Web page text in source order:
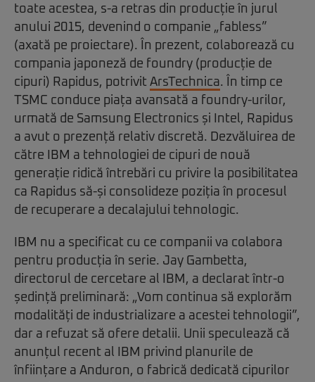
toate acestea, s-a retras din producție în jurul
anului 2015, devenind o companie „fabless”
(axată pe proiectare). În prezent, colaborează cu
compania japoneză de foundry (producție de
cipuri) Rapidus, potrivit ArsTechnica. În timp ce
TSMC conduce piața avansată a foundry-urilor,
urmată de Samsung Electronics și Intel, Rapidus
a avut o prezență relativ discretă. Dezvăluirea de
către IBM a tehnologiei de cipuri de nouă
generație ridică întrebări cu privire la posibilitatea
ca Rapidus să-și consolideze poziția în procesul
de recuperare a decalajului tehnologic.
IBM nu a specificat cu ce companii va colabora
pentru producția în serie. Jay Gambetta,
directorul de cercetare al IBM, a declarat într-o
ședință preliminară: „Vom continua să explorăm
modalități de industrializare a acestei tehnologii”,
dar a refuzat să ofere detalii. Unii speculează că
anunțul recent al IBM privind planurile de
înființare a Anduron, o fabrică dedicată cipurilor